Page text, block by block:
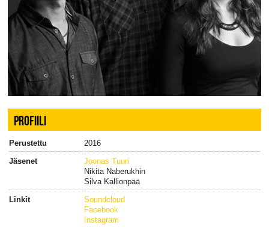
PROFIILI
Perustettu
2016
Jäsenet
Joonas Tuuri
Nikita Naberukhin
Silva Kallionpää
Linkit
Soundcloud
Facebook
Instagram